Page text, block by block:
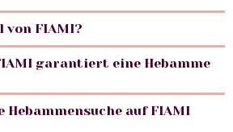
von FIAMI?
garantiert eine Hebamme
Hebammensuche auf FIAMI